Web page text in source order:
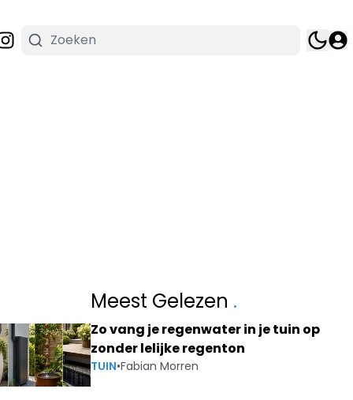
Meest Gelezen .
Zo vang je regenwater in je tuin op
zonder lelijke regenton
TUIN•Fabian Morren